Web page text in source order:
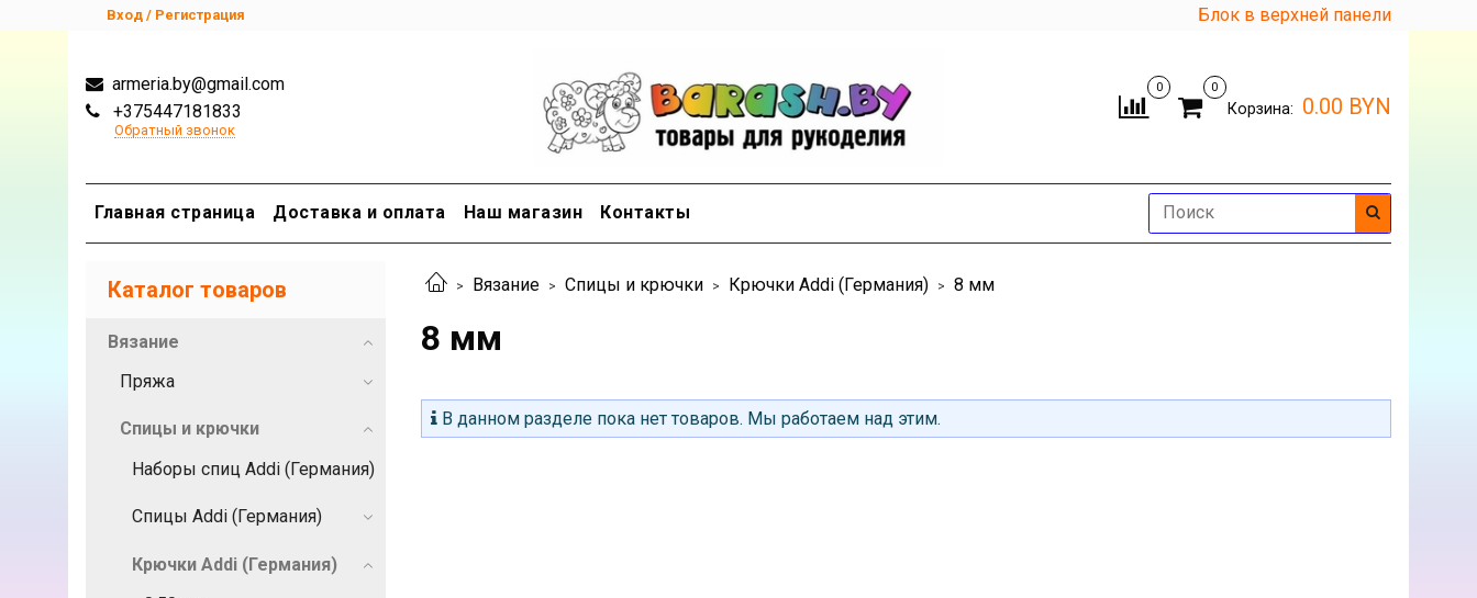
Вход / Регистрация Блок в верхней панели
armeria.by@gmail.com
+375447181833
Обратный звонок
0 0
Корзина: 0.00 BYN
Главная страница Доставка и оплата Наш магазин Контакты
Вязание Спицы и крючки Крючки Addi (Германия) 8 мм
8 мм
В данном разделе пока нет товаров. Мы работаем над этим.
Каталог товаров
Вязание
Пряжа
Спицы и крючки
Наборы спиц Addi (Германия)
Спицы Addi (Германия)
Крючки Addi (Германия)